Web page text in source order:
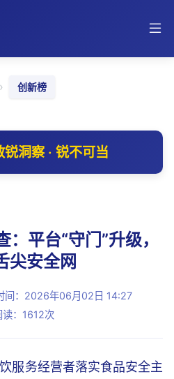
› 创新榜
锐洞察 · 锐不可当
平台“守门”升级，
尖安全网
间：2026年06月02日 14:27
读：1612次
服务经营者落实食品安全主